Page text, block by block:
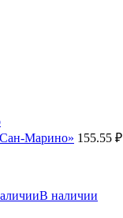
Марино» 155.55 ₽
В наличии